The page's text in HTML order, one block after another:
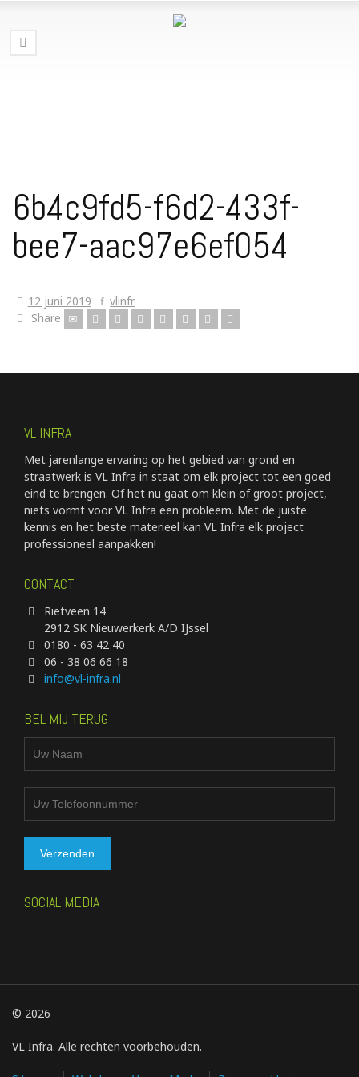
6b4c9fd5-f6d2-433f-
bee7-aac97e6ef054
12 juni 2019
vlinfr
Share
VL INFRA
Met jarenlange ervaring op het gebied van grond en
straatwerk is VL Infra in staat om elk project tot een goed
eind te brengen. Of het nu gaat om klein of groot project,
niets vormt voor VL Infra een probleem. Met de juiste
kennis en het beste materieel kan VL Infra elk project
professioneel aanpakken!
CONTACT
Rietveen 14
2912 SK Nieuwerkerk A/D IJssel
0180 - 63 42 40
06 - 38 06 66 18
info@vl-infra.nl
BEL MIJ TERUG
SOCIAL MEDIA
© 2026
VL Infra. Alle rechten voorbehouden.